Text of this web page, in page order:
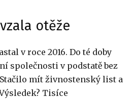
otěže
v roce 2016. Do té doby
společnosti v podstatě bez
mít živnostenský list a
Tisíce